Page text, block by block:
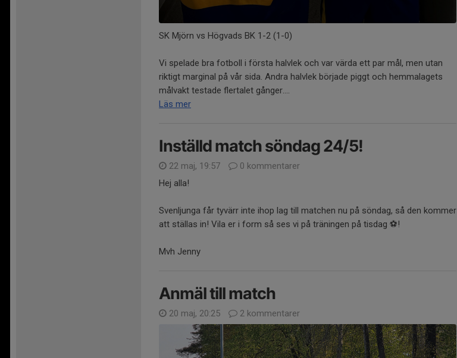
SK Mjörn vs Högvads BK 1-2 (1-0)
Vi spelade bra fotboll i första halvlek och var värda ett par mål, men utan
riktigt marginal på vår sida. Andra halvlek började piggt och hemmalagets
målvakt testade flertalet gånger....
Läs mer
Inställd match söndag 24/5!
22 maj, 19:57
0 kommentarer
Hej alla!
Svenljunga får tyvärr inte ihop lag till matchen nu på söndag, så den kommer
att ställas in! Vila er i form så ses vi på träningen på tisdag ⚽️!
Mvh Jenny
Anmäl till match
20 maj, 20:25 2 kommentarer